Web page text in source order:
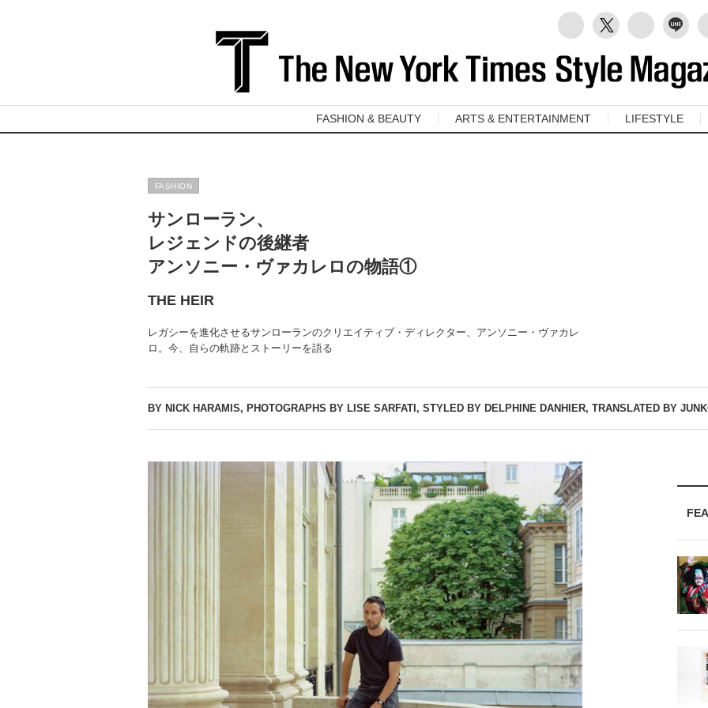
FASHION & BEAUTY ARTS & ENTERTAINMENT LIFESTYLE
FASHION
サンローラン、
レジェンドの後継者
アンソニー・ヴァカレロの物語①
THE HEIR
レガシーを進化させるサンローランのクリエイティブ・ディレクター、アンソニー・ヴァカレ
ロ。今、自らの軌跡とストーリーを語る
BY NICK HARAMIS, PHOTOGRAPHS BY LISE SARFATI, STYLED BY DELPHINE DANHIER, TRANSLATED BY